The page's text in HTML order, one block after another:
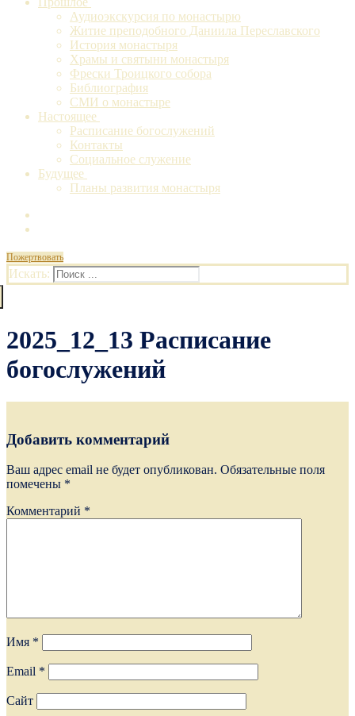
Аудиоэкскурсия по монастырю
Житие преподобного Даниила Переславского
История монастыря
Храмы и святыни монастыря
Фрески Троицкого собора
Библиография
СМИ о монастыре
Настоящее
Расписание богослужений
Контакты
Социальное служение
Будущее
Планы развития монастыря
Пожертвовать
Искать:
2025_12_13 Расписание
богослужений
Добавить комментарий
Ваш адрес email не будет опубликован. Обязательные поля
помечены *
Комментарий *
Имя *
Email *
Сайт